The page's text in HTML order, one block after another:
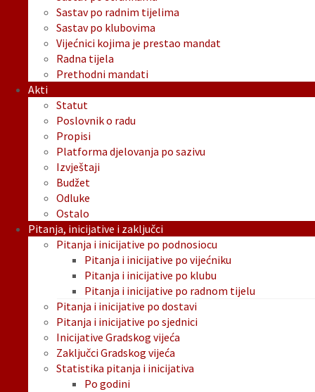
Sastav po radnim tijelima
Sastav po klubovima
Vijećnici kojima je prestao mandat
Radna tijela
Prethodni mandati
Akti
Statut
Poslovnik o radu
Propisi
Platforma djelovanja po sazivu
Izvještaji
Budžet
Odluke
Ostalo
Pitanja, inicijative i zaključci
Pitanja i inicijative po podnosiocu
Pitanja i inicijative po vijećniku
Pitanja i inicijative po klubu
Pitanja i inicijative po radnom tijelu
Pitanja i inicijative po dostavi
Pitanja i inicijative po sjednici
Inicijative Gradskog vijeća
Zaključci Gradskog vijeća
Statistika pitanja i inicijativa
Po godini